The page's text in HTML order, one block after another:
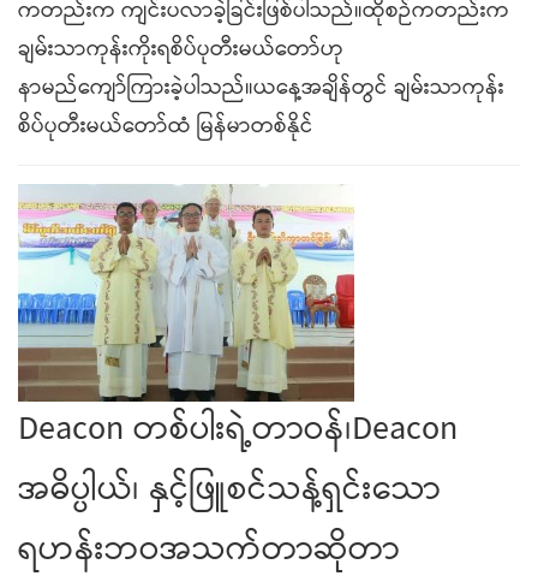
ကတည်းက ကျင်းပလာခဲ့ခြင်းဖြစ်ပါသည်။ထိုစဉ်ကတည်းက
ချမ်းသာကုန်းကိုးရစိပ်ပုတီးမယ်တော်ဟု
နာမည်ကျော်ကြားခဲ့ပါသည်။ယနေ့အချိန်တွင် ချမ်းသာကုန်း
စိပ်ပုတီးမယ်တော်ထံ မြန်မာတစ်နိုင်
Deacon တစ်ပါးရဲ့တာဝန်၊Deacon
အဓိပ္ပါယ်၊ နှင့်ဖြူစင်သန့်ရှင်းသော
ရဟန်းဘဝအသက်တာဆိုတာ